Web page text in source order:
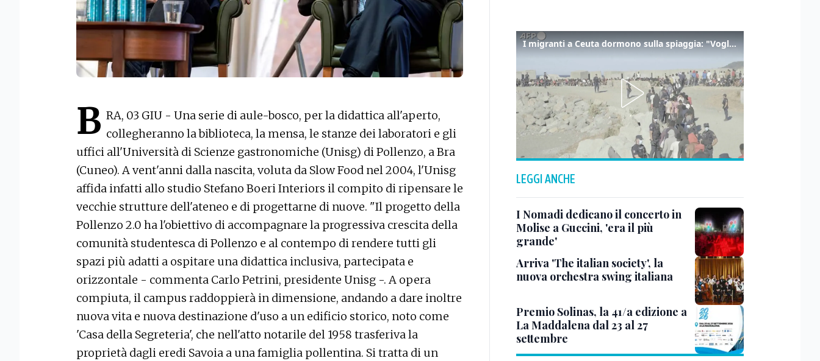
B RA, 03 GIU - Una serie di aule-bosco, per la didattica all'aperto,
collegheranno la biblioteca, la mensa, le stanze dei laboratori e gli
uffici all'Università di Scienze gastronomiche (Unisg) di Pollenzo, a Bra
(Cuneo). A vent'anni dalla nascita, voluta da Slow Food nel 2004, l'Unisg
affida infatti allo studio Stefano Boeri Interiors il compito di ripensare le
vecchie strutture dell'ateneo e di progettarne di nuove. "Il progetto della
Pollenzo 2.0 ha l'obiettivo di accompagnare la progressiva crescita della
comunità studentesca di Pollenzo e al contempo di rendere tutti gli
spazi più adatti a ospitare una didattica inclusiva, partecipata e
orizzontale - commenta Carlo Petrini, presidente Unisg -. A opera
compiuta, il campus raddoppierà in dimensione, andando a dare inoltre
nuova vita e nuova destinazione d'uso a un edificio storico, noto come
'Casa della Segreteria', che nell'atto notarile del 1958 trasferiva la
proprietà dagli eredi Savoia a una famiglia pollentina. Si tratta di un
I migranti a Ceuta dormono sulla spiaggia: "Vogliamo entrare in Europa"
LEGGI ANCHE
I Nomadi dedicano il concerto in
Molise a Guccini, 'era il più
grande'
Arriva 'The italian society', la
nuova orchestra swing italiana
Premio Solinas, la 41/a edizione a
La Maddalena dal 23 al 27
settembre